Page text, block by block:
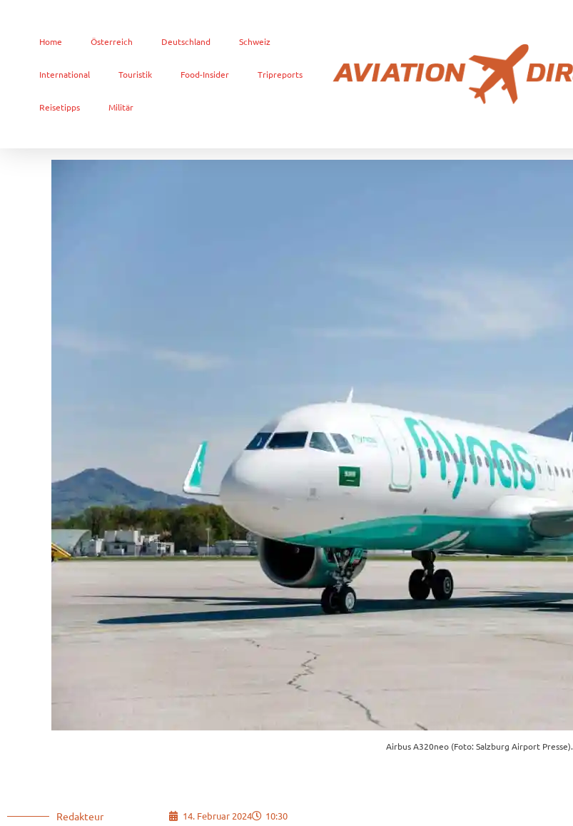
Home Österreich Deutschland Schweiz
International Touristik Food-Insider Tripreports
Reisetipps Militär
Airbus A320neo (Foto: Salzburg Airport Presse).
Redakteur 14. Februar 2024 10:30